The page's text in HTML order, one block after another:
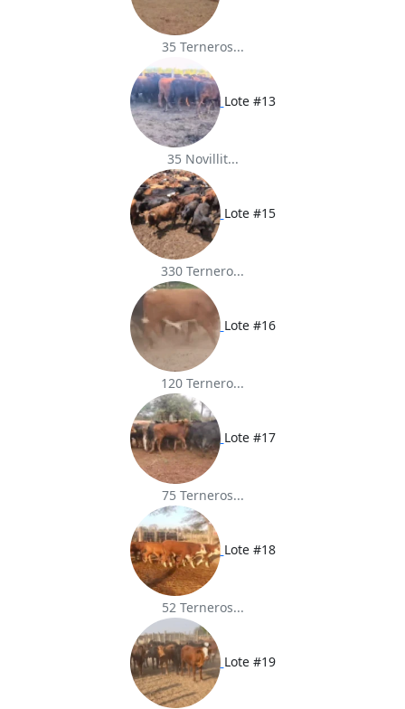
35 Terneros...
Lote #13
35 Novillit...
Lote #15
330 Ternero...
Lote #16
120 Ternero...
Lote #17
75 Terneros...
Lote #18
52 Terneros...
Lote #19